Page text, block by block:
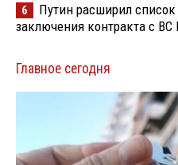
6
Путин расширил
заключения контракта с
Главное сегодня